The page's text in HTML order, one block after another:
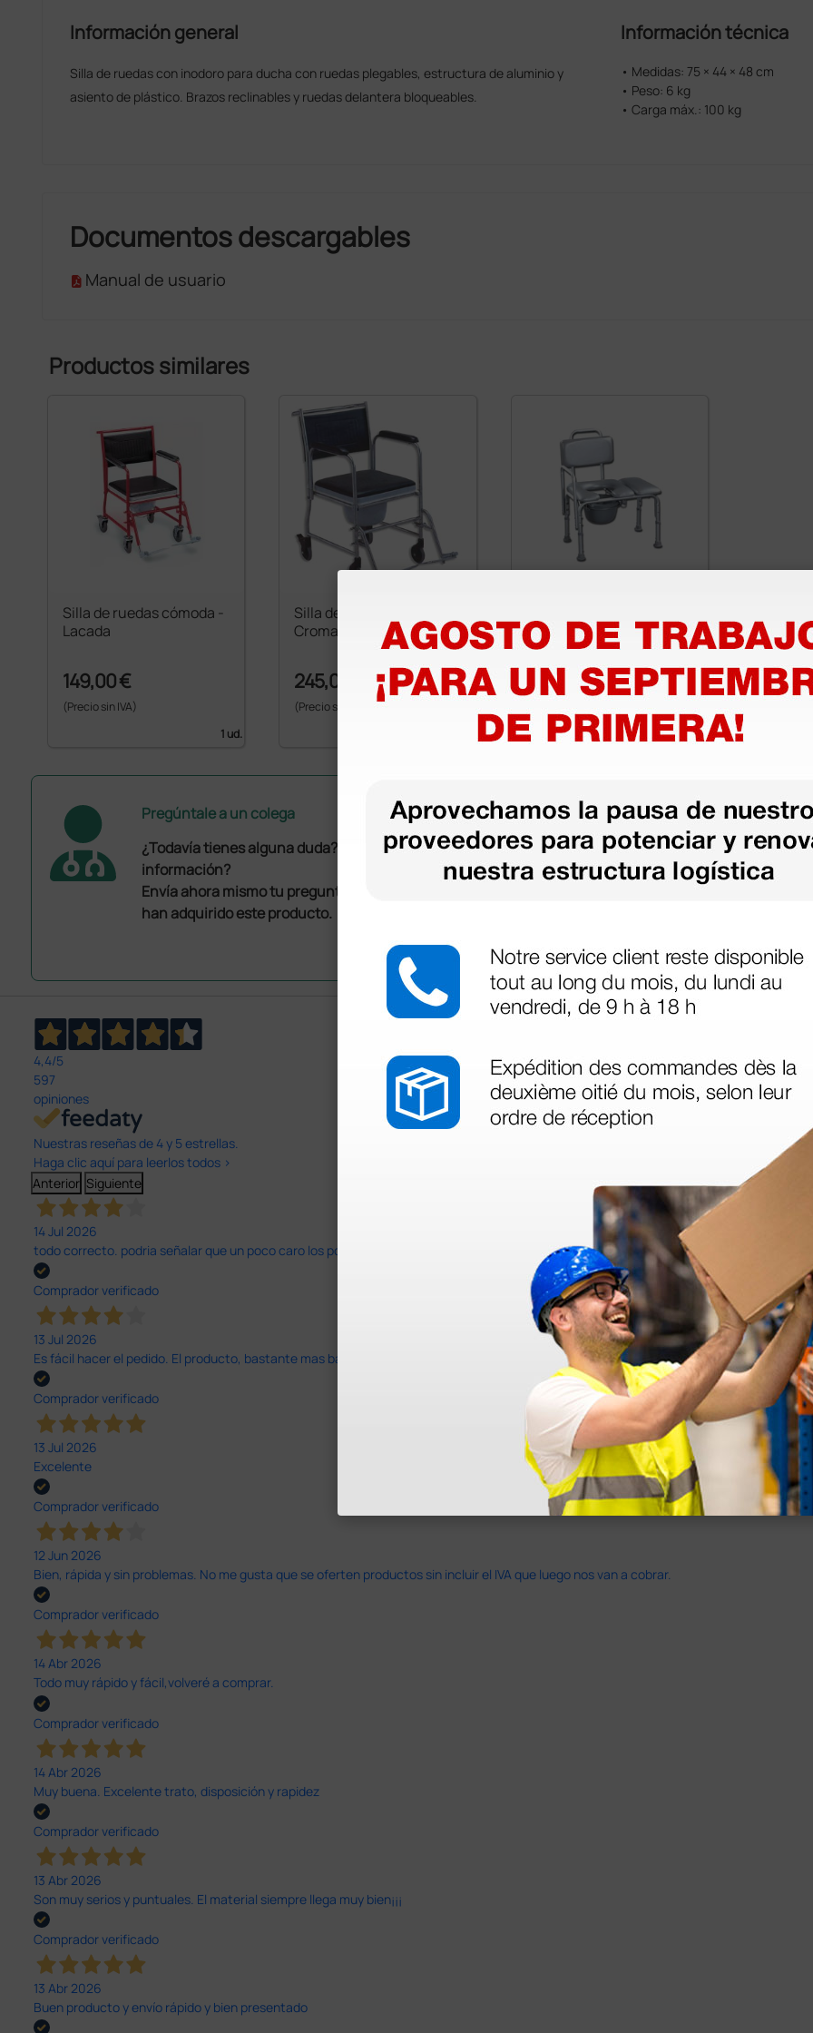
Información general
Silla de ruedas con inodoro para ducha con ruedas plegables, estructura de aluminio y
asiento de plástico. Brazos reclinables y ruedas delantera bloqueables.
Información técnica
• Medidas: 75 × 44 × 48 cm
• Peso: 6 kg
• Carga máx.: 100 kg
Documentos descargables
Manual de usuario
Productos similares
Silla de ruedas cómoda -
Lacada
149,00 €
(Precio sin IVA)
1 ud.
Silla de ruedas cómoda -
Cromada
245,00 €
(Precio sin IVA)
respaldo
101,00 €
1 ud.
Pregúntale a un colega
¿Todavía tienes alguna duda? ¿Necesitas más
información?
Envía ahora mismo tu pregunta a los colegas que ya
han adquirido este producto.
4,4/5
597
opiniones
Nuestras reseñas de 4 y 5 estrellas.
Haga clic aquí para leerlos todos >
Anterior Siguiente
14 Jul 2026
todo correcto. podria señalar que un poco caro los portes y el plazo de entrega se alarga.
Comprador verificado
13 Jul 2026
Es fácil hacer el pedido. El producto, bastante mas barato que en otras plataformas de material médico. Pero el envío cuesta más del
Comprador verificado
13 Jul 2026
Excelente
Comprador verificado
12 Jun 2026
Bien, rápida y sin problemas. No me gusta que se oferten productos sin incluir el IVA que luego nos van a cobrar.
Comprador verificado
14 Abr 2026
Todo muy rápido y fácil,volveré a comprar.
Comprador verificado
14 Abr 2026
Muy buena. Excelente trato, disposición y rapidez
Comprador verificado
13 Abr 2026
Son muy serios y puntuales. El material siempre llega muy bien¡¡¡
Comprador verificado
13 Abr 2026
Buen producto y envío rápido y bien presentado